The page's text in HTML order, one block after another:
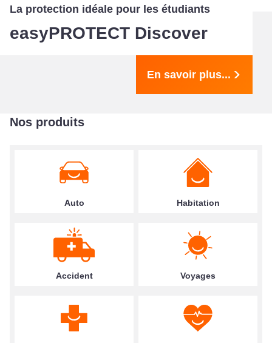
La protection idéale pour les étudiants
easyPROTECT Discover
En savoir plus...
Nos produits
Auto Habitation
Accident Voyages